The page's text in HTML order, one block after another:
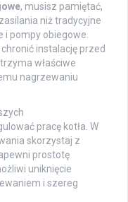
, musisz pamiętać,
niż tradycyjne
i pompy obiegowe.
instalację przed
właściwe
nagrzewaniu
pracę kotła. W
skorzystaj z
prostotę
uniknięcie
i szereg